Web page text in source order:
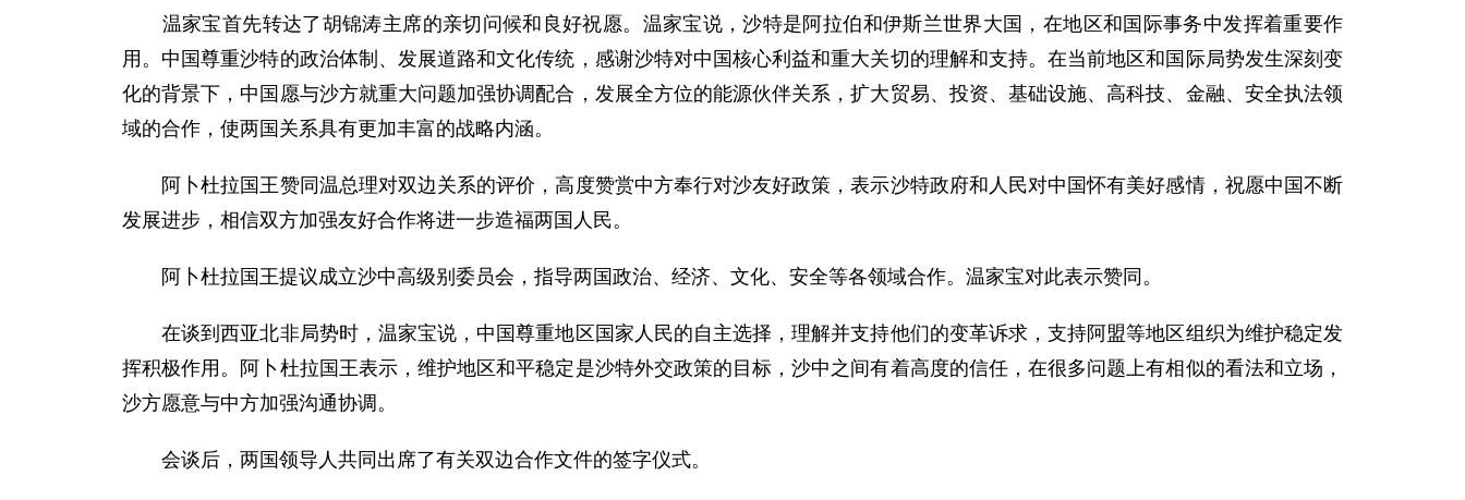
温家宝首先转达了胡锦涛主席的亲切问候和良好祝愿。温家宝说，沙特是阿拉伯和伊斯兰世界大国，在地区和国际事务中发挥着重要作
用。中国尊重沙特的政治体制、发展道路和文化传统，感谢沙特对中国核心利益和重大关切的理解和支持。在当前地区和国际局势发生深刻变
化的背景下，中国愿与沙方就重大问题加强协调配合，发展全方位的能源伙伴关系，扩大贸易、投资、基础设施、高科技、金融、安全执法领
域的合作，使两国关系具有更加丰富的战略内涵。
阿卜杜拉国王赞同温总理对双边关系的评价，高度赞赏中方奉行对沙友好政策，表示沙特政府和人民对中国怀有美好感情，祝愿中国不断
发展进步，相信双方加强友好合作将进一步造福两国人民。
阿卜杜拉国王提议成立沙中高级别委员会，指导两国政治、经济、文化、安全等各领域合作。温家宝对此表示赞同。
在谈到西亚北非局势时，温家宝说，中国尊重地区国家人民的自主选择，理解并支持他们的变革诉求，支持阿盟等地区组织为维护稳定发
挥积极作用。阿卜杜拉国王表示，维护地区和平稳定是沙特外交政策的目标，沙中之间有着高度的信任，在很多问题上有相似的看法和立场，
沙方愿意与中方加强沟通协调。
会谈后，两国领导人共同出席了有关双边合作文件的签字仪式。